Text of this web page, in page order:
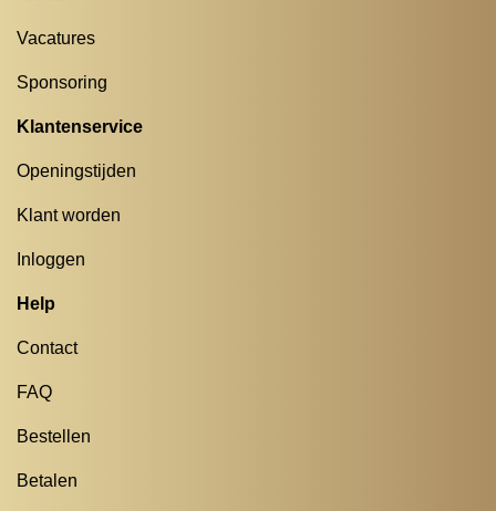
Vacatures
Sponsoring
Klantenservice
Openingstijden
Klant worden
Inloggen
Help
Contact
FAQ
Bestellen
Betalen